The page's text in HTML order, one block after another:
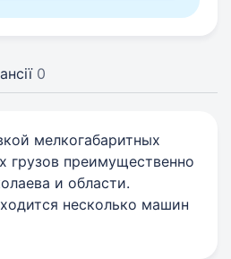
0
мелкогабаритных
грузов преимущественно
и области.
несколько машин